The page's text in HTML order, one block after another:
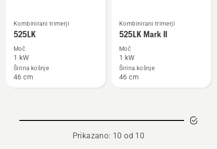
Oglejte
podrobnosti
525LK
Kombinirani trimerji
525LK
Moč
1 kW
Širina košnje
46 cm
Oglejte
podrobnosti
525LK
Kombinirani trimerji
525LK Mark II
Moč
1 kW
Širina košnje
46 cm
Prikazano: 10 od 10